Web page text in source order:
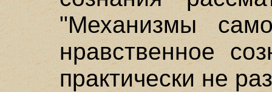
"Механизмы
нравственное
практически не